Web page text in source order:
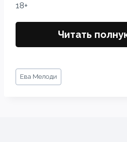
18+
Читать
Метки
записи:
Ева Мелоди